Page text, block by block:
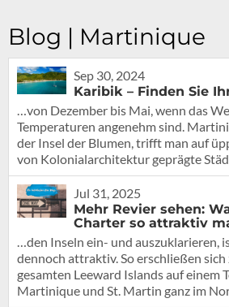
Blog | Martinique
Sep 30, 2024
Karibik – Finden Sie
…von Dezember bis Mai, wenn das
Temperaturen angenehm sind.
der Insel der Blumen, trifft man auf
von Kolonialarchitektur geprägte
Jul 31, 2025
Mehr Revier sehen:
Charter so attraktiv
…den Inseln ein- und auszuklarieren,
dennoch attraktiv. So erschließen sich
gesamten Leeward Islands auf einem
Martinique und St. Martin ganz im